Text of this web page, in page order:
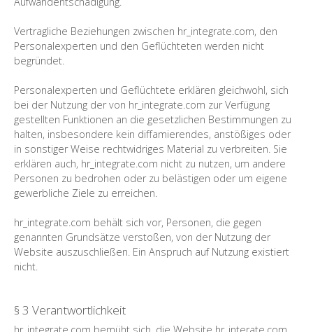
Vertragliche Beziehungen zwischen hr_integrate.com, den
Personalexperten und den Geflüchteten werden nicht
begründet.
Personalexperten und Geflüchtete erklären gleichwohl, sich
bei der Nutzung der von hr_integrate.com zur Verfügung
gestellten Funktionen an die gesetzlichen Bestimmungen zu
halten, insbesondere kein diffamierendes, anstößiges oder
in sonstiger Weise rechtwidriges Material zu verbreiten. Sie
erklären auch, hr_integrate.com nicht zu nutzen, um andere
Personen zu bedrohen oder zu belästigen oder um eigene
gewerbliche Ziele zu erreichen.
hr_integrate.com behält sich vor, Personen, die gegen
genannten Grundsätze verstoßen, von der Nutzung der
Website auszuschließen. Ein Anspruch auf Nutzung existiert
nicht.
§ 3 Verantwortlichkeit